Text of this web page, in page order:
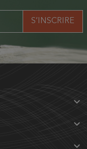


